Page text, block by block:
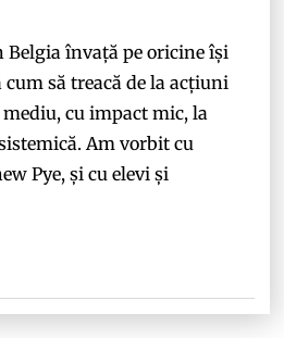
Belgia învață pe oricine își
cum să treacă de la acțiuni
cu impact mic, la
Am vorbit cu
Pye, și cu elevi și